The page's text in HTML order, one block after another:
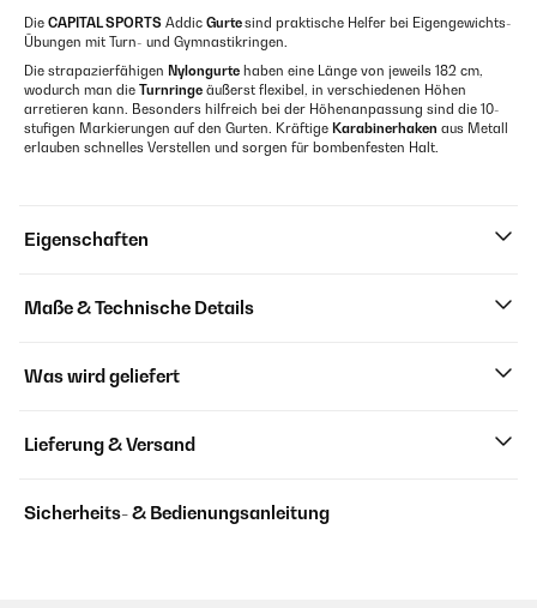
Die CAPITAL SPORTS Addic Gurtesind praktische Helfer bei Eigengewichts-
Übungen mit Turn- und Gymnastikringen.
Die strapazierfähigen Nylongurte haben eine Länge von jeweils 182 cm,
wodurch man die Turnringe äußerst flexibel, in verschiedenen Höhen
arretieren kann. Besonders hilfreich bei der Höhenanpassung sind die 10-
stufigen Markierungen auf den Gurten. Kräftige Karabinerhaken aus Metall
erlauben schnelles Verstellen und sorgen für bombenfesten Halt.
Eigenschaften
Maße & Technische Details
Was wird geliefert
Lieferung & Versand
Sicherheits- & Bedienungsanleitung